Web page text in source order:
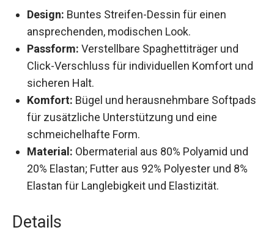
Design: Buntes Streifen-Dessin für einen
ansprechenden, modischen Look.
Passform: Verstellbare Spaghettiträger und
Click-Verschluss für individuellen Komfort
und sicheren Halt.
Komfort: Bügel und herausnehmbare
Softpads für zusätzliche Unterstützung und
eine schmeichelhafte Form.
Material: Obermaterial aus 80% Polyamid und
20% Elastan; Futter aus 92% Polyester und 8%
Elastan für Langlebigkeit und Elastizität.
Details